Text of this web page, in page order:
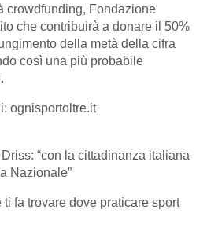
crowdfunding, Fondazione
che contribuirà a donare il 50%
della metà della cifra
così una più probabile
ognisportoltre.it
“con la cittadinanza italiana
Nazionale”
fa trovare dove praticare sport